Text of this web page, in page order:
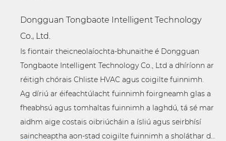
Inaistrithe oiriúntóir
Aeir Tionscail le
haghaidh Ceardlann
with Aeroiriúntóir
Cheardlann
Dongguan Tongbaote Intelligent Technology
Co., Ltd.
Is fiontair theicneolaíochta-bhunaithe é Dongguan
Tongbaote Intelligent Technology Co., Ltd a dhíríonn ar
réitigh chórais Chliste HVAC agus coigilte fuinnimh.
Ag díriú ar éifeachtúlacht fuinnimh foirgneamh glas a
fheabhsú agus tomhaltas fuinnimh a laghdú, tá sé mar
aidhm aige costais oibriúcháin a ísliú agus seirbhísí
saincheaptha aon-stad coigilte fuinnimh a sholáthar do